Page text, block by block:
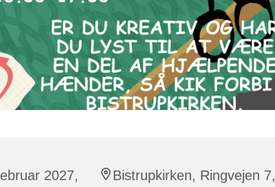
2027,
Bistrupkirken, Ringvejen 7,